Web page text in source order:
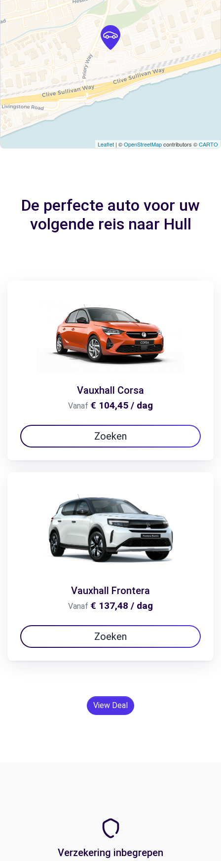
Leaflet | ©OpenStreetMapcontributors ©CARTO
De perfecte auto voor uw
volgende reis naar Hull
Vauxhall Corsa
Vanaf € 104,45 / dag
Zoeken
Vauxhall Frontera
Vanaf € 137,48 / dag
Zoeken
View Deal
Verzekering inbegrepen